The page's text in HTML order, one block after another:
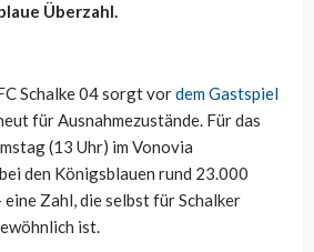
Überzahl.
Schalke 04 sorgt vordem Gastspiel
für Ausnahmezustände. Für das
(13 Uhr) im Vonovia
den Königsblauen rund 23.000
Zahl, die selbst für Schalker
ist.